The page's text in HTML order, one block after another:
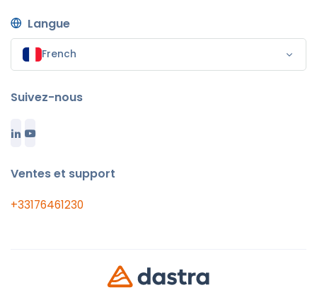
Langue
French
Suivez-nous
Ventes et support
+33176461230